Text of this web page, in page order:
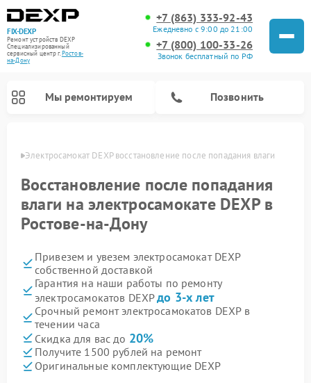
FIX-DEXP
Ремонт устройств DEXP
Специализированный
cервисный центр г.Ростов-
на-Дону
+7 (863) 333-92-43
Ежедневно с 9:00 до 21:00
+7 (800) 100-33-26
Звонок бесплатный по РФ
Мы ремонтируем Позвонить
Электросамокат DEXP восстановление после попадания влаги
Восстановление после попадания
влаги на электросамокате DEXP в
Ростове-на-Дону
Привезем и увезем электросамокат DEXP
собственной доставкой
Гарантия на наши работы по ремонту
электросамокатов DEXPдо 3-х лет
Срочный ремонт электросамокатов DEXP в
течении часа
Скидка для вас до 20%
Получите 1500 рублей на ремонт
Оригинальные комплектующие DEXP